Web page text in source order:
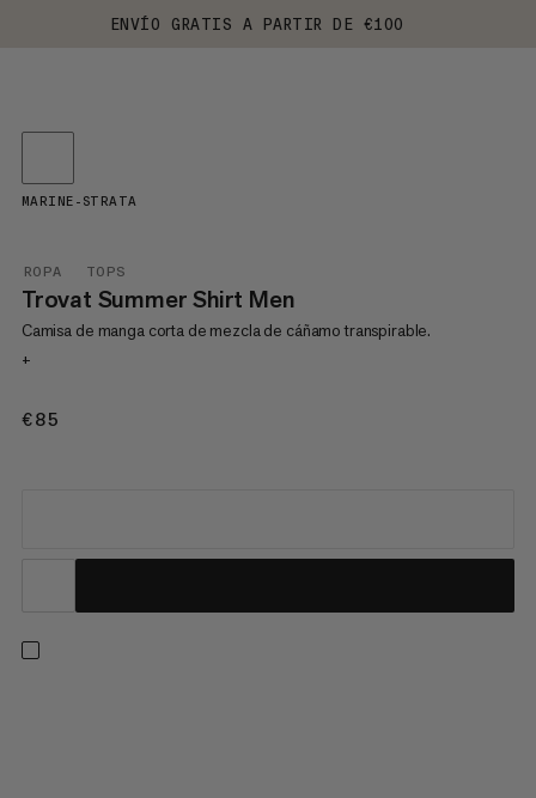
ENVÍO GRATIS A PARTIR DE €100
ROPA TOPS
Trovat Summer Shirt Men
Camisa de manga corta de mezcla de cáñamo transpirable.
+
€85
MARINE-STRATA